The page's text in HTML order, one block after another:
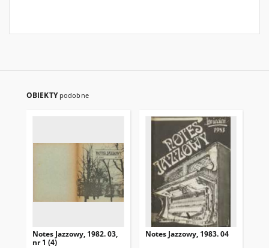
OBIEKTY podobne
Notes Jazzowy, 1982. 03,
nr 1 (4)
Notes Jazzowy, 1983. 04